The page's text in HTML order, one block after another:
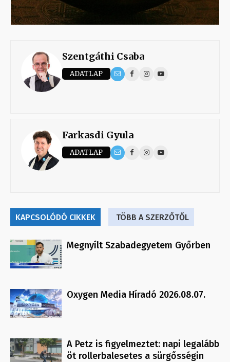
Szentgáthi Csaba
ADATLAP
Farkasdi Gyula
ADATLAP
KAPCSOLÓDÓ CIKKEK TÖBB A SZERZŐTŐL
Megnyílt Szabadegyetem Győrben
Oxygen Media Híradó 2026.08.07.
A Petz is figyelmeztet: napi legalább
öt rollerbalesetes a sürgősségin